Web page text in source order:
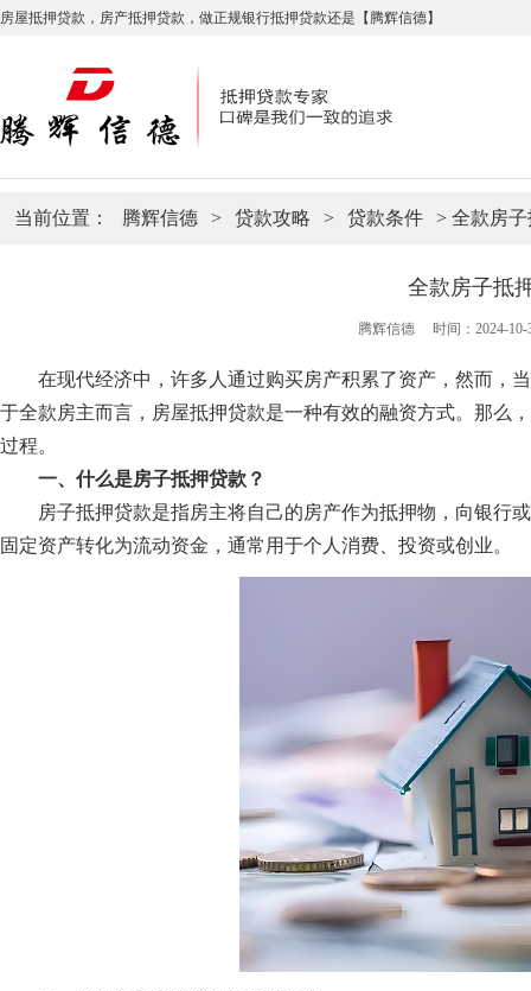
房屋抵押贷款，房产抵押贷款，做正规银行抵押贷款还是【腾辉信德】
当前位置： 腾辉信德 > 贷款攻略 > 贷款条件 > 全款房
全款房子抵
腾辉信德 时间：2024-10-
在现代经济中，许多人通过购买房产积累了资产，然而，
于全款房主而言， 房屋抵押贷款是一种有效的融资方式。那么
过程。
一、什么是房子抵押贷款？
房子抵押贷款是指房主将自己的房产作为抵押物，向银行
固定资产转化为流动资金，通常用于个人消费、投资或创业。